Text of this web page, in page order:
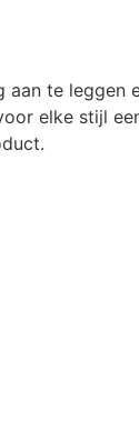
te leggen
elke stijl